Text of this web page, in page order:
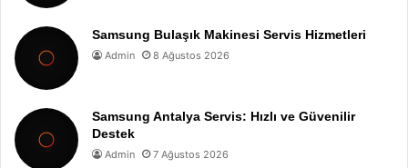
Samsung Bulaşık Makinesi Servis Hizmetleri
Admin 8 Ağustos 2026
Samsung Antalya Servis: Hızlı ve Güvenilir
Destek
Admin 7 Ağustos 2026